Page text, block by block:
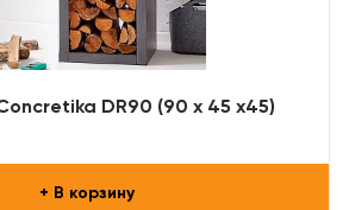
DR90 (90 x 45 x45)
+ В корзину